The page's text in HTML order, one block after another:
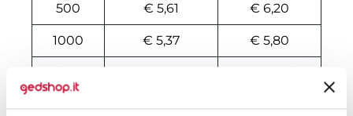
500 € 5,61 € 6,20
1000 € 5,37 € 5,80
3000 € 5,13 € 5,60